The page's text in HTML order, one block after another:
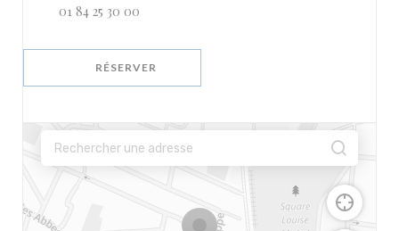
01 84 25 30 00
RÉSERVER